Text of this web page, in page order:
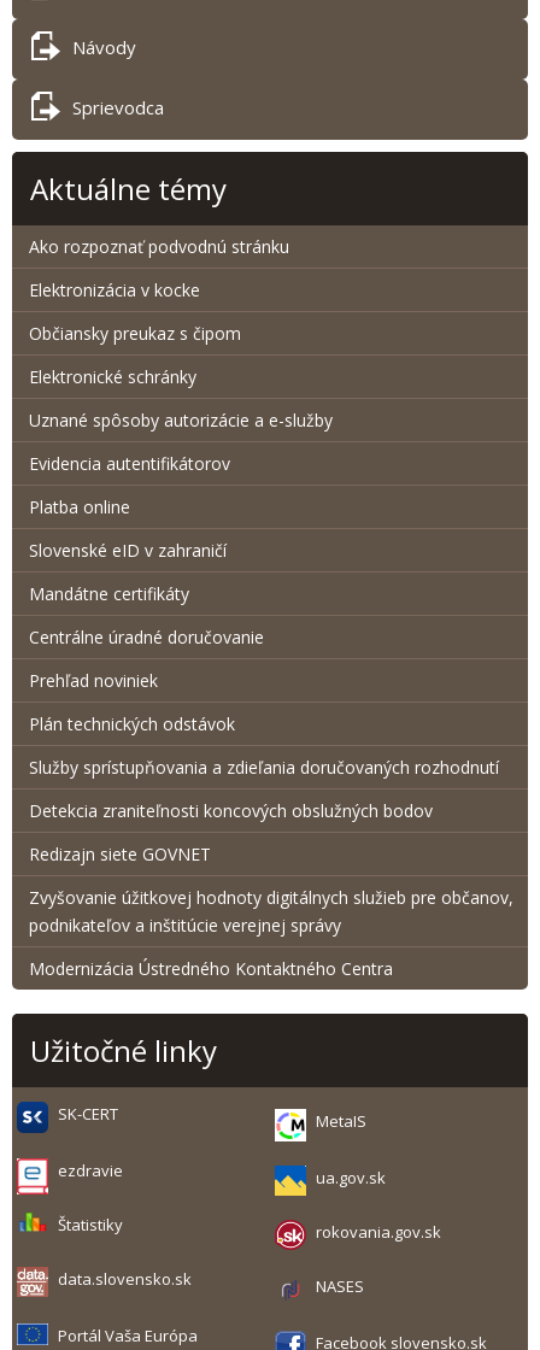
Návody
Sprievodca
Aktuálne témy
Ako rozpoznať podvodnú stránku
Elektronizácia v kocke
Občiansky preukaz s čipom
Elektronické schránky
Uznané spôsoby autorizácie a e-služby
Evidencia autentifikátorov
Platba online
Slovenské eID v zahraničí
Mandátne certifikáty
Centrálne úradné doručovanie
Prehľad noviniek
Plán technických odstávok
Služby sprístupňovania a zdieľania doručovaných rozhodnutí
Detekcia zraniteľnosti koncových obslužných bodov
Redizajn siete GOVNET
Zvyšovanie úžitkovej hodnoty digitálnych služieb pre občanov,
podnikateľov a inštitúcie verejnej správy
Modernizácia Ústredného Kontaktného Centra
Užitočné linky
SK-CERT MetaIS
ezdravie ua.gov.sk
Štatistiky rokovania.gov.sk
data.slovensko.sk NASES
Portál Vaša Európa Facebook slovensko.sk